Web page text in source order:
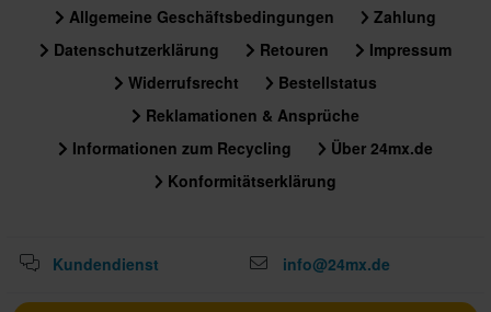
Allgemeine Geschäftsbedingungen
Zahlung
Datenschutzerklärung
Retouren
Impressum
Widerrufsrecht
Bestellstatus
Reklamationen & Ansprüche
Informationen zum Recycling
Über 24mx.de
Konformitätserklärung
Kundendienst info@24mx.de